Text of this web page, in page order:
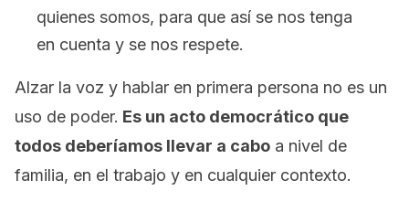
quienes somos, para que así se nos tenga
en cuenta y se nos respete.
Alzar la voz y hablar en primera persona no es un
uso de poder. Es un acto democrático que
todos deberíamos llevar a cabo a nivel de
familia, en el trabajo y en cualquier contexto.